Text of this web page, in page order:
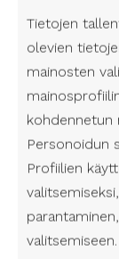
Tietojen
olevien
mainosten
kohdennetun
Personoidun
Profiilien
valitsemiseen.
tarvitsevat
on
tarjoavat
avustajan